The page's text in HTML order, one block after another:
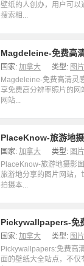
壁纸的人创办，用户可以
搜索相...
Magdeleine-免费高
国家: 加拿大 类型: 图片
Magdeleine-免费高清灵
享免费高分辨率照片的网
网站...
PlaceKnow-旅游地
国家: 加拿大 类型: 图片
PlaceKnow-旅游地摄影
旅游地分享的图片网站，
拍摄本...
Pickywallpapers-免
国家: 加拿大 类型: 图片
Pickywallpapers:免费高
面的壁纸大全站点，不仅